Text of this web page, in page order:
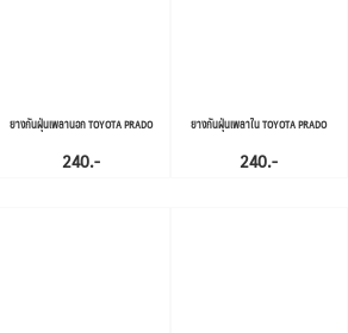
ยางกันฝุ่นเพลานอก TOYOTA PRADO
240.-
ยางกันฝุ่นเพลาใน TOYOTA PRADO
240.-